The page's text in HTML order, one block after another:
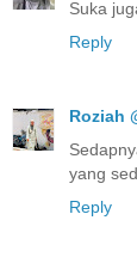
Suka
Reply
Roziah
yang
Reply